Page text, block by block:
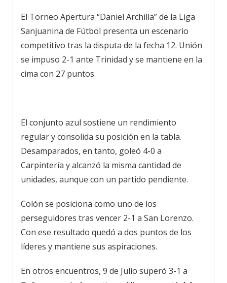
El Torneo Apertura “Daniel Archilla” de la Liga
Sanjuanina de Fútbol presenta un escenario
competitivo tras la disputa de la fecha 12. Unión
se impuso 2-1 ante Trinidad y se mantiene en la
cima con 27 puntos.
El conjunto azul sostiene un rendimiento
regular y consolida su posición en la tabla.
Desamparados, en tanto, goleó 4-0 a
Carpintería y alcanzó la misma cantidad de
unidades, aunque con un partido pendiente.
Colón se posiciona como uno de los
perseguidores tras vencer 2-1 a San Lorenzo.
Con ese resultado quedó a dos puntos de los
líderes y mantiene sus aspiraciones.
En otros encuentros, 9 de Julio superó 3-1 a